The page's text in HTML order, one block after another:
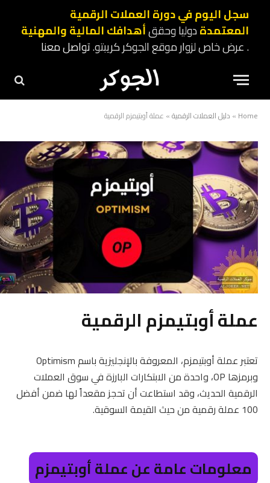
سجل اليوم في دورة العملات الرقمية
المعتمدةدوليا وحققأهدافك المالية والمهنية
. عرض خاص لزوار موقع الجوكر كريبتو.تواصل معنا
Home
» دليل العملات الرقمية» عملة أوبتيمزم الرقمية
عملة أوبتيمزم الرقمية
تعتبر عملة أوبتيمزم، المعروفة بالإنجليزية باسم Optimism
وبرمزها OP، واحدة من الابتكارات البارزة في سوق العملات
الرقمية الحديث، وقد استطاعت أن تحجز مقعداً لها ضمن أفضل
100 عملة رقمية من حيث القيمة السوقية.
معلومات عامة عن عملة أوبتيمزم